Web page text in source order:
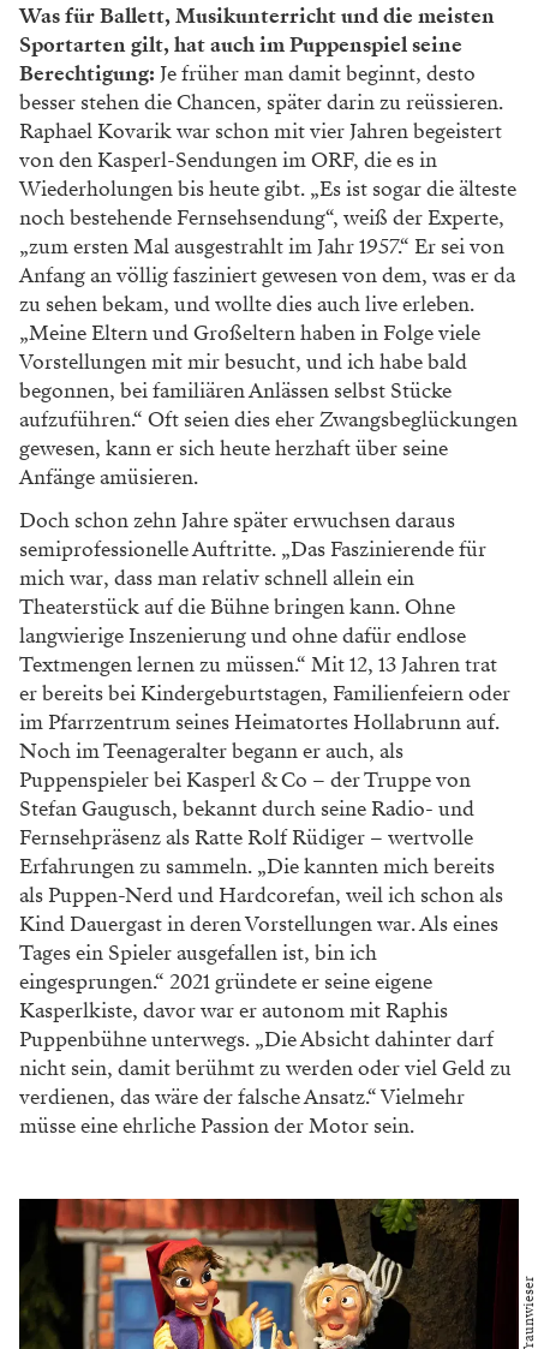
Was für Ballett, Musikunterricht und die meisten
Sportarten gilt, hat auch im Puppenspiel seine
Berechtigung: Je früher man damit beginnt, desto
besser stehen die Chancen, später darin zu reüssieren.
Raphael Kovarik war schon mit vier Jahren begeistert
von den Kasperl-Sendungen im ORF, die es in
Wiederholungen bis heute gibt. „Es ist sogar die älteste
noch bestehende Fernsehsendung“, weiß der Experte,
„zum ersten Mal ausgestrahlt im Jahr 1957.“ Er sei von
Anfang an völlig fasziniert gewesen von dem, was er da
zu sehen bekam, und wollte dies auch live erleben.
„Meine Eltern und Großeltern haben in Folge viele
Vorstellungen mit mir besucht, und ich habe bald
begonnen, bei familiären Anlässen selbst Stücke
aufzuführen.“ Oft seien dies eher Zwangsbeglückungen
gewesen, kann er sich heute herzhaft über seine
Anfänge amüsieren.
Doch schon zehn Jahre später erwuchsen daraus
semiprofessionelle Auftritte. „Das Faszinierende für
mich war, dass man relativ schnell allein ein
Theaterstück auf die Bühne bringen kann. Ohne
langwierige Inszenierung und ohne dafür endlose
Textmengen lernen zu müssen.“ Mit 12, 13 Jahren trat
er bereits bei Kindergeburtstagen, Familienfeiern oder
im Pfarrzentrum seines Heimatortes Hollabrunn auf.
Noch im Teenageralter begann er auch, als
Puppenspieler bei Kasperl & Co – der Truppe von
Stefan Gaugusch, bekannt durch seine Radio- und
Fernsehpräsenz als Ratte Rolf Rüdiger – wertvolle
Erfahrungen zu sammeln. „Die kannten mich bereits
als Puppen-Nerd und Hardcorefan, weil ich schon als
Kind Dauergast in deren Vorstellungen war. Als eines
Tages ein Spieler ausgefallen ist, bin ich
eingesprungen.“ 2021 gründete er seine eigene
Kasperlkiste, davor war er autonom mit Raphis
Puppenbühne unterwegs. „Die Absicht dahinter darf
nicht sein, damit berühmt zu werden oder viel Geld zu
verdienen, das wäre der falsche Ansatz.“ Vielmehr
müsse eine ehrliche Passion der Motor sein.